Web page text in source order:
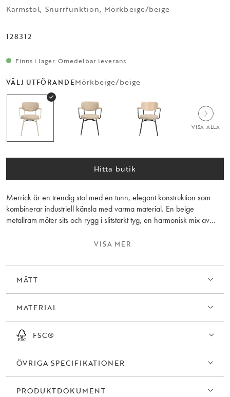
Karmstol, Snurrfunktion, Mörkbeige/beige
128312
Finns i lager. Omedelbar leverans.
VÄLJ UTFÖRANDEMörkbeige/beige
VISA ALLA
Hitta butik
Merrick är en trendig stol med en tunn, elegant konstruktion som
kombinerar industriell känsla med varma material. En beige
metallram möter sits och rygg i slitstarkt tyg, en harmonisk mix av
roterar tillbaka till sin ursprungliga position, perfekt för matsal,
mötesrum eller sociala ytor där ordning och symmetri spelar roll.
Stolen är FSC®-certifierad, vilket gör att den inte bara till ett vackert
tillskott i ditt hem, utan också ett hållbart och ansvarsfullt val.
VISA MER
MÅTT
MATERIAL
FSC®
ÖVRIGA SPECIFIKATIONER
PRODUKTDOKUMENT